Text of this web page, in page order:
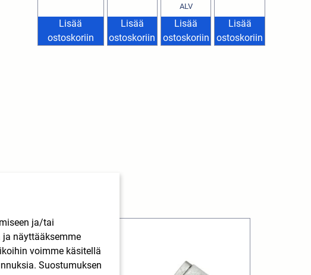
Lisää
ostoskoriin
Lisää
ostoskoriin
ALV
Lisää
ostoskoriin
Lisää
ostoskoriin
ja/tai
ja näyttääksemme
voimme käsitellä
Suostumuksen